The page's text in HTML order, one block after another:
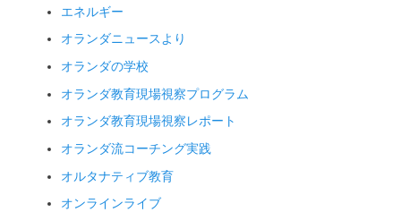
エネルギー
オランダニュースより
オランダの学校
オランダ教育現場視察プログラム
オランダ教育現場視察レポート
オランダ流コーチング実践
オルタナティブ教育
オンラインライブ